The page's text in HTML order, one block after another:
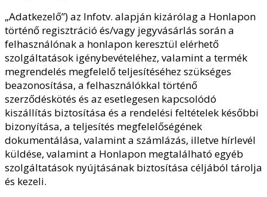
„Adatkezelő”) az Infotv. alapján kizárólag a Honlapon
történő regisztráció és/vagy jegyvásárlás során a
felhasználónak a honlapon keresztül elérhető
szolgáltatások igénybevételéhez, valamint a termék
megrendelés megfelelő teljesítéséhez szükséges
beazonosítása, a felhasználókkal történő
szerződéskötés és az esetlegesen kapcsolódó
kiszállítás biztosítása és a rendelési feltételek későbbi
bizonyítása, a teljesítés megfelelőségének
dokumentálása, valamint a számlázás, illetve hírlevél
küldése, valamint a Honlapon megtalálható egyéb
szolgáltatások nyújtásának biztosítása céljából tárolja
és kezeli.